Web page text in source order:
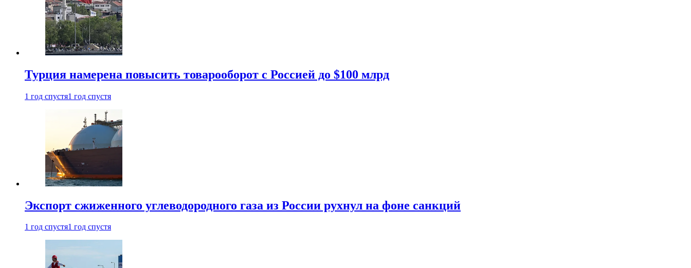
Турция намерена повысить товарооборот с Россией до $100 млрд
1 год спустя1 год спустя
Экспорт сжиженного углеводородного газа из России рухнул на фоне санкций
1 год спустя1 год спустя